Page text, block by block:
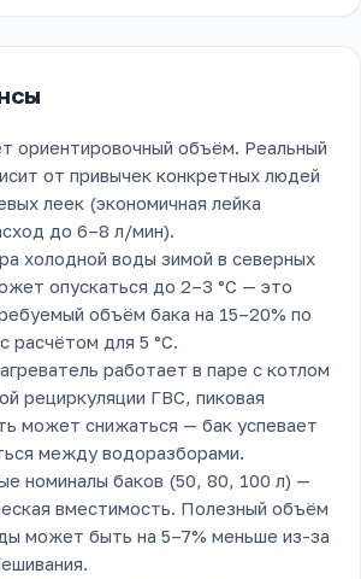
ориентировочный объём. Реальный
от привычек конкретных людей
леек (экономичная лейка
до 6–8 л/мин).
холодной воды зимой в северных
опускаться до 2–3 °C — это
объём бака на 15–20% по
расчётом для 5 °C.
работает в паре с котлом
рециркуляции ГВС, пиковая
может снижаться — бак успевает
между водоразборами.
номиналы баков (50, 80, 100 л) —
вместимость. Полезный объём
может быть на 5–7% меньше из-за